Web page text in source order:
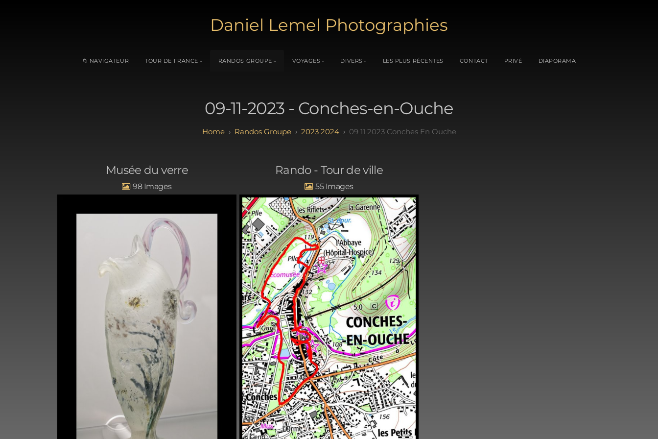
Daniel Lemel Photographies
📁 NAVIGATEUR TOUR DE FRANCE RANDOS GROUPE VOYAGES DIVERS LES PLUS RÉCENTES CONTACT PRIVÉ DIAPORAMA
09-11-2023 - Conches-en-Ouche
Randos Groupe 2023 2024 09 11 2023 Conches En Ouche
Musée du verre
98
Rando - Tour de ville
55